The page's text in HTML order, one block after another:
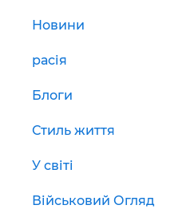
Новини
расія
Блоги
Стиль життя
У світі
Військовий Огляд